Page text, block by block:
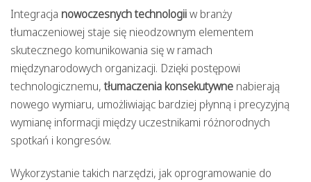
Integracja nowoczesnych technologiiw branży
tłumaczeniowej staje się nieodzownym elementem
skutecznego komunikowania się w ramach
międzynarodowych organizacji. Dzięki postępowi
technologicznemu,tłumaczenia konsekutywne nabierają
nowego wymiaru, umożliwiając bardziej płynną i precyzyjną
wymianę informacji między uczestnikami różnorodnych
spotkań i kongresów.
Wykorzystanie takich narzędzi, jak oprogramowanie do